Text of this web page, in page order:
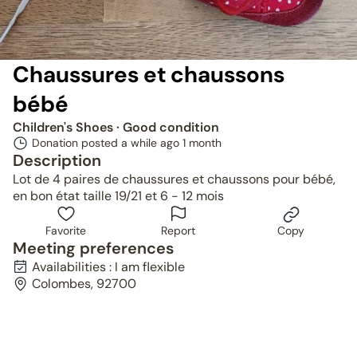
Chaussures et chaussons
bébé
Children's Shoes· Good condition
Donation posted a while ago 1 month
Description
Lot de 4 paires de chaussures et chaussons pour bébé,
en bon état taille 19/21 et 6 - 12 mois
Favorite Report Copy
Meeting preferences
Availabilities : I am flexible
Colombes, 92700